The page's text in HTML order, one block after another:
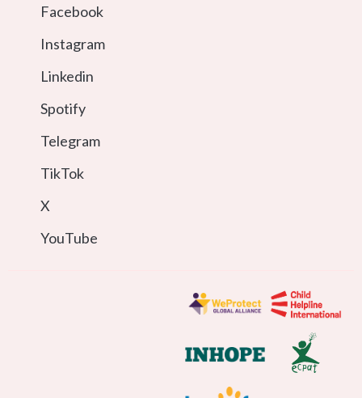
Facebook
Instagram
Linkedin
Spotify
Telegram
TikTok
X
YouTube